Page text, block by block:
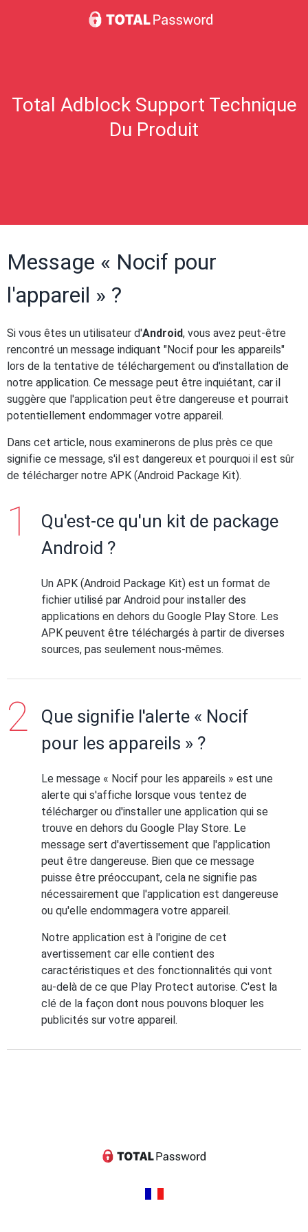
Total Adblock Support Technique
Du Produit
Message « Nocif pour
l'appareil » ?
Si vous êtes un utilisateur d'Android, vous avez peut-être
rencontré un message indiquant "Nocif pour les appareils"
lors de la tentative de téléchargement ou d'installation de
notre application. Ce message peut être inquiétant, car il
suggère que l'application peut être dangereuse et pourrait
potentiellement endommager votre appareil.
Dans cet article, nous examinerons de plus près ce que
signifie ce message, s'il est dangereux et pourquoi il est sûr
de télécharger notre APK (Android Package Kit).
Qu'est-ce qu'un kit de package
Android ?
Un APK (Android Package Kit) est un format de
fichier utilisé par Android pour installer des
applications en dehors du Google Play Store. Les
APK peuvent être téléchargés à partir de diverses
sources, pas seulement nous-mêmes.
Que signifie l'alerte « Nocif
pour les appareils » ?
Le message « Nocif pour les appareils » est une
alerte qui s'affiche lorsque vous tentez de
télécharger ou d'installer une application qui se
trouve en dehors du Google Play Store. Le
message sert d'avertissement que l'application
peut être dangereuse. Bien que ce message
puisse être préoccupant, cela ne signifie pas
nécessairement que l'application est dangereuse
ou qu'elle endommagera votre appareil.
Notre application est à l'origine de cet
avertissement car elle contient des
caractéristiques et des fonctionnalités qui vont
au-delà de ce que Play Protect autorise. C'est la
clé de la façon dont nous pouvons bloquer les
publicités sur votre appareil.